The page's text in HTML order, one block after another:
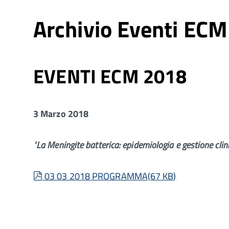
Archivio Eventi ECM
EVENTI ECM 2018
3 Marzo 2018
"La Meningite batterica: epidemiologia e gestione
pdf
03 03 2018 PROGRAMMA(67 KB)